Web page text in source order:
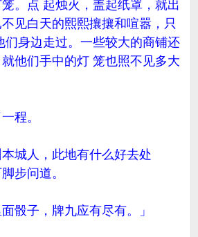
。点 起烛火，盖起纸罩，就出
见白天的熙熙攘攘和喧嚣，只
们身边走过。一些较大的商铺还
他们手中的灯 笼也照不见多大
程。
本城人，此地有什么好去处
步问道。
骰子，牌九应有尽有。」